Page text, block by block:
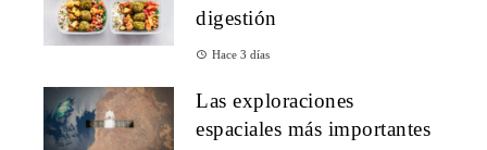
digestión
Hace 3 días
Las exploraciones
espaciales más importantes